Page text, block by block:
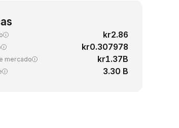
kr2.86
kr0.307978
mercado kr1.37B
3.30 B